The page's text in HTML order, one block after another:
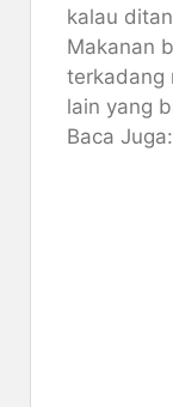
kalau
Makanan
terkadang
lain yang
Baca Juga: